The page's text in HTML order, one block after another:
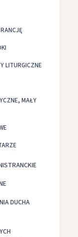
LITURGICZNE
MAŁY
DUCHA